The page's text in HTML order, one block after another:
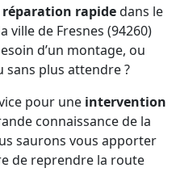
réparation rapidedans le
ville de Fresnes (94260)
d’un montage, ou
sans plus attendre ?
pour une intervention
connaissance de la
saurons vous apporter
de reprendre la route